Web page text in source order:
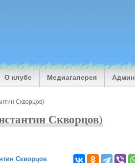
О клубе Медиагалерея Админ
Скворцов)
Скворцов)
Скворцов